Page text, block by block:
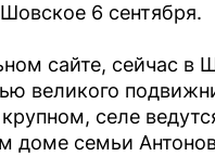
6 сентября.
сайте, сейчас в
великого
селе
доме семьи